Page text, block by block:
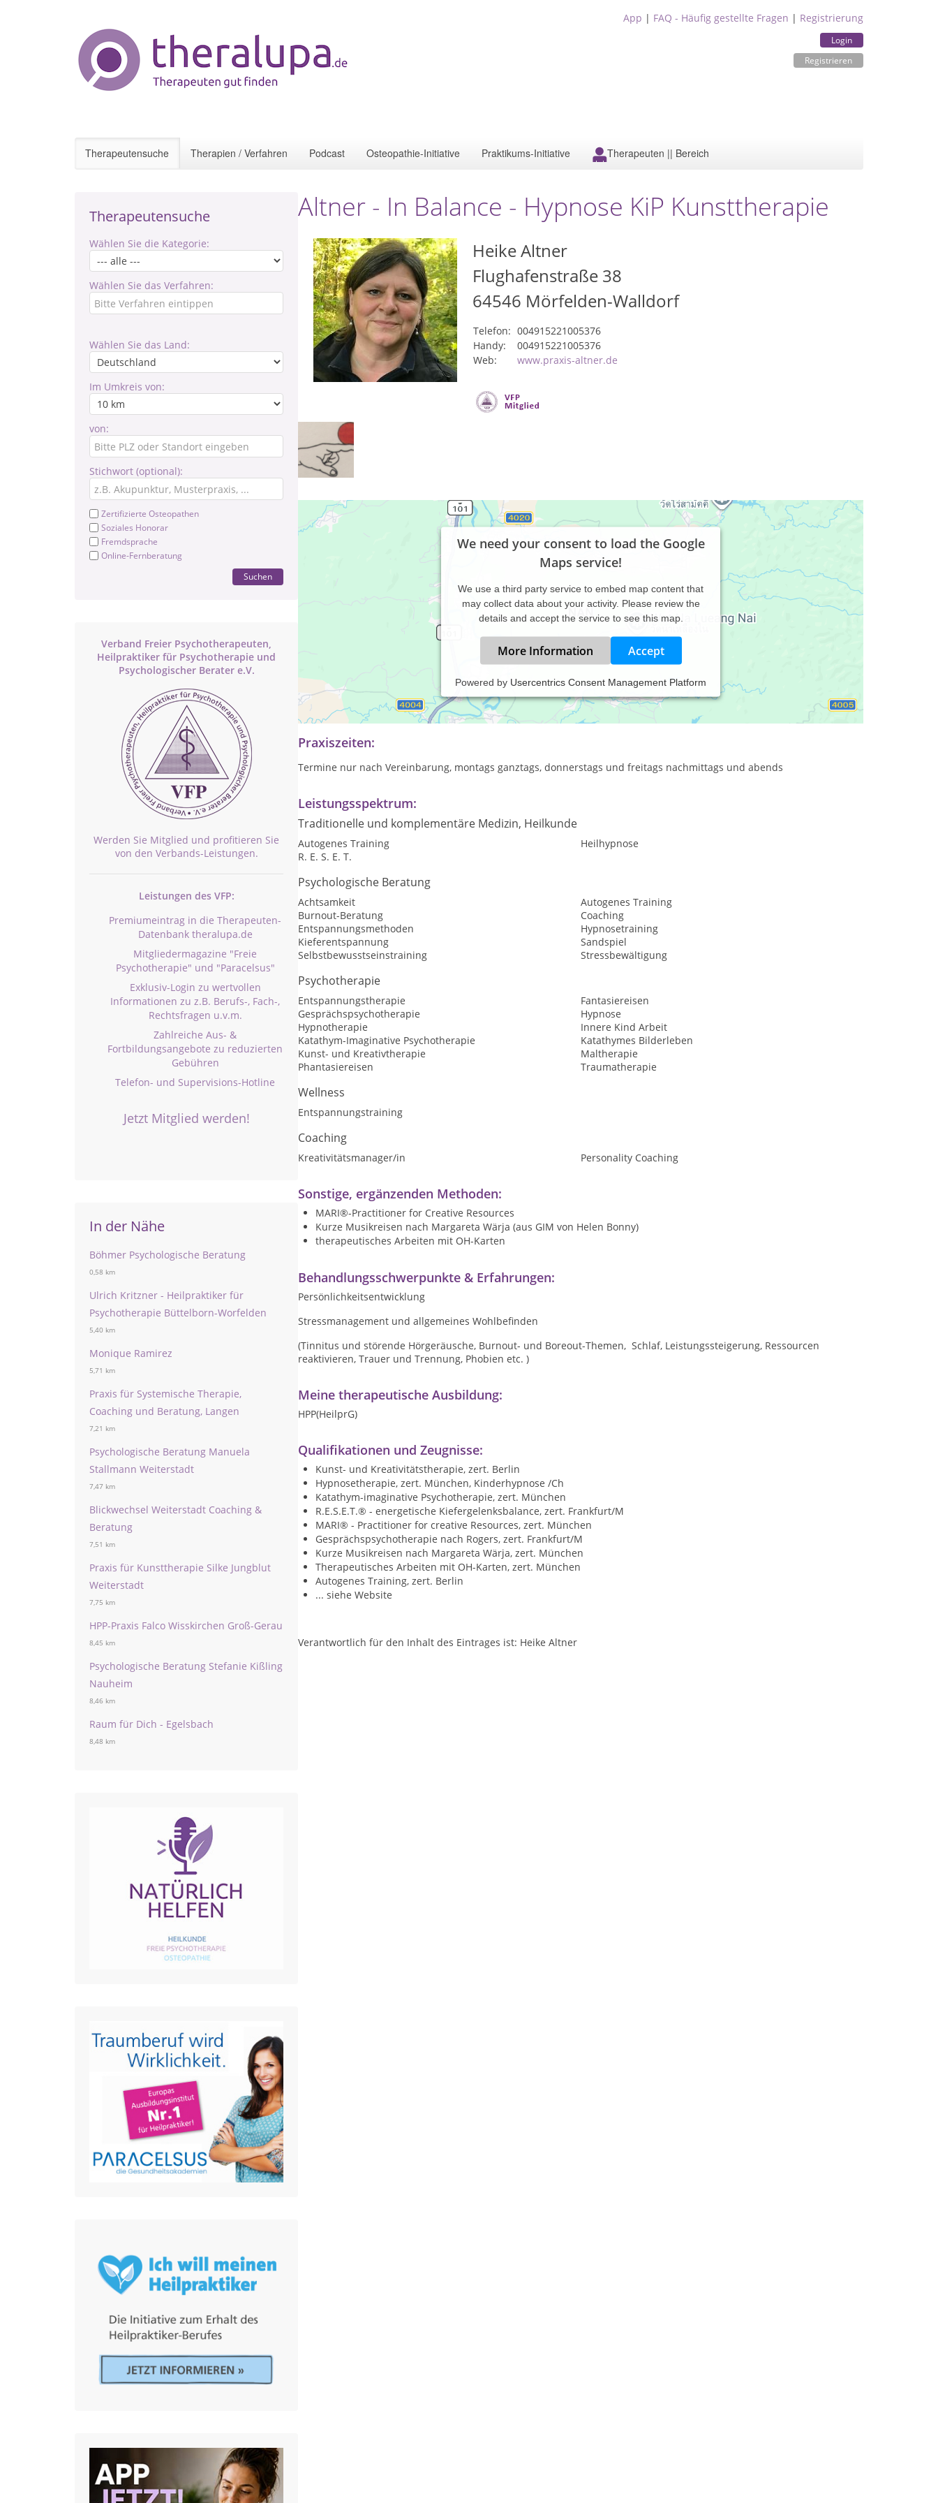
App | FAQ - Häufig gestellte Fragen | Registrierung
Login
Registrieren
Therapeutensuche Therapien / Verfahren Podcast Osteopathie-Initiative Praktikums-Initiative Therapeuten || Bereich
Therapeutensuche
Wählen Sie die Kategorie:
Wählen Sie das Verfahren:
Wählen Sie das Land:
Im Umkreis von:
von:
Stichwort (optional):
Zertifizierte Osteopathen
Soziales Honorar
Fremdsprache
Online-Fernberatung
Suchen
Verband Freier Psychotherapeuten,
Heilpraktiker für Psychotherapie und
Psychologischer Berater e.V.
Werden Sie Mitglied und profitieren Sie
von den Verbands-Leistungen.
Leistungen des VFP:
Premiumeintrag in die Therapeuten-
Datenbank theralupa.de
Mitgliedermagazine "Freie
Psychotherapie" und "Paracelsus"
Exklusiv-Login zu wertvollen
Informationen zu z.B. Berufs-, Fach-,
Rechtsfragen u.v.m.
Zahlreiche Aus- &
Fortbildungsangebote zu reduzierten
Gebühren
Telefon- und Supervisions-Hotline
Jetzt Mitglied werden!
In der Nähe
Böhmer Psychologische Beratung
0,58 km
Ulrich Kritzner - Heilpraktiker für
Psychotherapie Büttelborn-Worfelden
5,40 km
Monique Ramirez
5,71 km
Praxis für Systemische Therapie,
Coaching und Beratung, Langen
7,21 km
Psychologische Beratung Manuela
Stallmann Weiterstadt
7,47 km
Blickwechsel Weiterstadt Coaching &
Beratung
7,51 km
Praxis für Kunsttherapie Silke Jungblut
Weiterstadt
7,75 km
HPP-Praxis Falco Wisskirchen Groß-Gerau
8,45 km
Psychologische Beratung Stefanie Kißling
Nauheim
8,46 km
Raum für Dich - Egelsbach
8,48 km
Altner - In Balance - Hypnose KiP Kunsttherapie
Heike Altner
Flughafenstraße 38
64546 Mörfelden-Walldorf
Telefon: 004915221005376
Handy:
004915221005376
Web:
www.praxis-altner.de
We need your consent to load the Google
Maps service!
We use a third party service to embed map content that
may collect data about your activity. Please review the
details and accept the service to see this map.
More Information Accept
Powered by Usercentrics Consent Management Platform
Therapie und Begleitung bei der persönlichen Entwicklung mit Hypnose, Katathymem Bildeerleben, Kunst und
Ausdrucksmalen sowie verschiedenen künstlerischen und Methoden in Trance
Praxiszeiten:
Termine nur nach Vereinbarung, montags ganztags, donnerstags und freitags nachmittags und abends
Leistungsspektrum:
Traditionelle und komplementäre Medizin, Heilkunde
Autogenes Training
Heilhypnose
R. E. S. E. T.
Psychologische Beratung
Achtsamkeit
Autogenes Training
Burnout-Beratung
Coaching
Entspannungsmethoden
Hypnosetraining
Kieferentspannung
Sandspiel
Selbstbewusstseinstraining
Stressbewältigung
Psychotherapie
Entspannungstherapie
Fantasiereisen
Gesprächspsychotherapie
Hypnose
Hypnotherapie
Innere Kind Arbeit
Katathym-Imaginative Psychotherapie
Katathymes Bilderleben
Kunst- und Kreativtherapie
Maltherapie
Phantasiereisen
Traumatherapie
Wellness
Entspannungstraining
Coaching
Kreativitätsmanager/in Personality Coaching
Sonstige, ergänzenden Methoden:
MARI®-Practitioner for Creative Resources
Kurze Musikreisen nach Margareta Wärja (aus GIM von Helen Bonny)
therapeutisches Arbeiten mit OH-Karten
Behandlungsschwerpunkte & Erfahrungen:
Persönlichkeitsentwicklung
Stressmanagement und allgemeines Wohlbefinden
(Tinnitus und störende Hörgeräusche, Burnout- und Boreout-Themen, Schlaf, Leistungssteigerung, Ressourcen
reaktivieren, Trauer und Trennung, Phobien etc. )
Meine therapeutische Ausbildung:
HPP(HeilprG)
Qualifikationen und Zeugnisse:
Kunst- und Kreativitätstherapie, zert. Berlin
Hypnosetherapie, zert. München, Kinderhypnose /Ch
Katathym-imaginative Psychotherapie, zert. München
R.E.S.E.T.® - energetische Kiefergelenksbalance, zert. Frankfurt/M
MARI® - Practitioner for creative Resources, zert. München
Gesprächspsychotherapie nach Rogers, zert. Frankfurt/M
Kurze Musikreisen nach Margareta Wärja, zert. München
Therapeutisches Arbeiten mit OH-Karten, zert. München
Autogenes Training, zert. Berlin
... siehe Website
Verantwortlich für den Inhalt des Eintrages ist: Heike Altner